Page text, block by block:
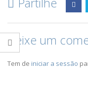
Deixe um
Tem de iniciar a sessão